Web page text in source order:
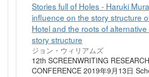
Stories full of Holes - Haruki
influence on the story structure
Hotel and the roots of
story structure
ジョン・ウィリアムズ
12th SCREENWRITING
CONFERENCE 2019年9月13日